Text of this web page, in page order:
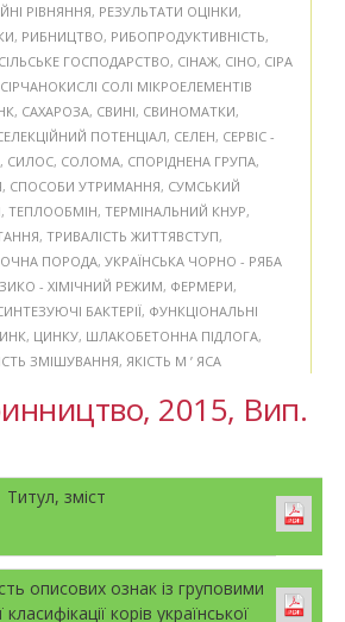
РІВНЯННЯ, РЕЗУЛЬТАТИ ОЦІНКИ,
, РИБНИЦТВО, РИБОПРОДУКТИВНІСТЬ,
СІЛЬСЬКЕ ГОСПОДАРСТВО, СІНАЖ, СІНО, СІРА
СІРЧАНОКИСЛІ СОЛІ МІКРОЕЛЕМЕНТІВ
, САХАРОЗА, СВИНІ, СВИНОМАТКИ,
ПОТЕНЦІАЛ, СЕЛЕН, СЕРВІС -
, СИЛОС, СОЛОМА, СПОРІДНЕНА ГРУПА,
, СПОСОБИ УТРИМАННЯ, СУМСЬКИЙ
, ТЕПЛООБМІН, ТЕРМІНАЛЬНИЙ КНУР,
, ТРИВАЛІСТЬ ЖИТТЯВСТУП,
ПОРОДА, УКРАЇНСЬКА ЧОРНО - РЯБА
- ХІМІЧНИЙ РЕЖИМ, ФЕРМЕРИ,
БАКТЕРІЇ, ФУНКЦІОНАЛЬНІ
, ЦИНКУ, ШЛАКОБЕТОННА ПІДЛОГА,
ЗМІШУВАННЯ, ЯКІСТЬ М ’ ЯСА
2015, Вип.
Титул, зміст
описових ознак із груповими
класифікації корів української